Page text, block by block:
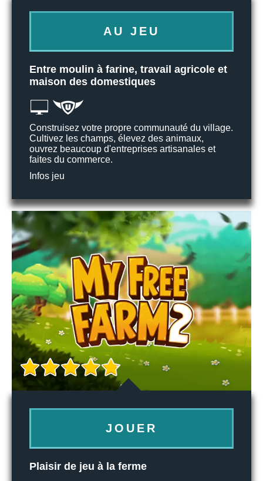
AU JEU
Entre moulin à farine, travail agricole et
maison des domestiques
Construisez votre propre communauté du village.
Cultivez les champs, élevez des animaux,
ouvrez beaucoup d'entreprises artisanales et
faites du commerce.
Infos jeu
JOUER
Plaisir de jeu à la ferme